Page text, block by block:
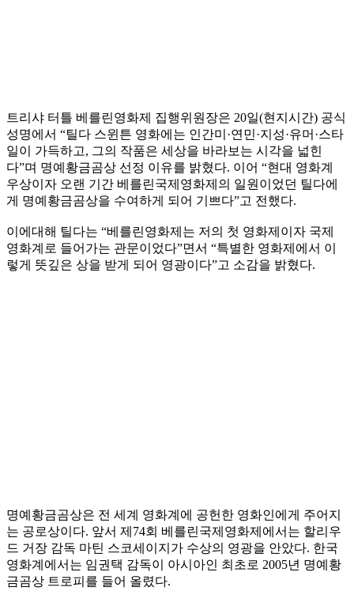
트리샤 터틀 베를린영화제 집행위원장은 20일(현지시간) 공식
성명에서 “틸다 스윈튼 영화에는 인간미·연민·지성·유머·스타
일이 가득하고, 그의 작품은 세상을 바라보는 시각을 넓힌
다”며 명예황금곰상 선정 이유를 밝혔다. 이어 “현대 영화계
우상이자 오랜 기간 베를린국제영화제의 일원이었던 틸다에
게 명예황금곰상을 수여하게 되어 기쁘다”고 전했다.
이에대해 틸다는 “베를린영화제는 저의 첫 영화제이자 국제
영화계로 들어가는 관문이었다”면서 “특별한 영화제에서 이
렇게 뜻깊은 상을 받게 되어 영광이다”고 소감을 밝혔다.
명예황금곰상은 전 세계 영화계에 공헌한 영화인에게 주어지
는 공로상이다. 앞서 제74회 베를린국제영화제에서는 할리우
드 거장 감독 마틴 스코세이지가 수상의 영광을 안았다. 한국
영화계에서는 임권택 감독이 아시아인 최초로 2005년 명예황
금곰상 트로피를 들어 올렸다.